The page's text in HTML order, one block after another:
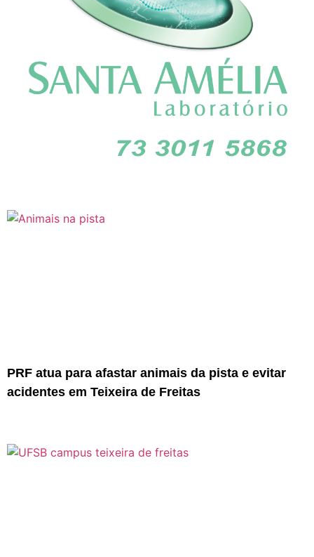
PRF atua para afastar animais da pista e evitar
acidentes em Teixeira de Freitas